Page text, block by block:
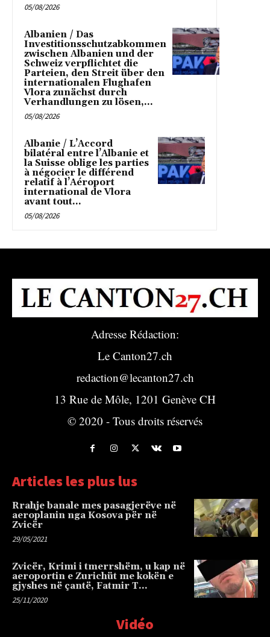
05/08/2026
Albanien / Das
Investitionsschutzabkommen
zwischen Albanien und der
Schweiz verpflichtet die
Parteien, den Streit über den
internationalen Flughafen
Vlora zunächst durch
Verhandlungen zu lösen,...
05/08/2026
Albanie / L’Accord
bilatéral entre l’Albanie et
la Suisse oblige les parties
à négocier le différend
relatif à l’Aéroport
international de Vlora
avant tout...
05/08/2026
Adresse Rédaction:
Le Canton27.ch
redaction@lecanton27.ch
13 Rue de Môle, 1201 Genève CH
© 2020 - Tous droits réservés
Articles les plus lus
Rrahje banale mes pasagjerëve në
aeroplanin nga Kosova për në
Zvicër
29/05/2021
Zvicër, Krimi i tmerrshëm, u kap në
aeroportin e Zurichüt me kokën e
gjyshes në çantë, Fatmir T…
25/11/2020
Vidéo